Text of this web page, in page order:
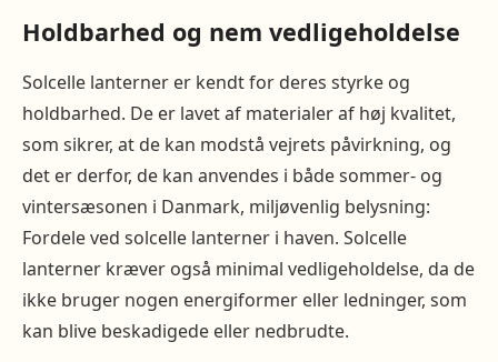
Holdbarhed og nem vedligeholdelse
Solcelle lanterner er kendt for deres styrke og
holdbarhed. De er lavet af materialer af høj kvalitet,
som sikrer, at de kan modstå vejrets påvirkning, og
det er derfor, de kan anvendes i både sommer- og
vintersæsonen i Danmark, miljøvenlig belysning:
Fordele ved solcelle lanterner i haven. Solcelle
lanterner kræver også minimal vedligeholdelse, da de
ikke bruger nogen energiformer eller ledninger, som
kan blive beskadigede eller nedbrudte.